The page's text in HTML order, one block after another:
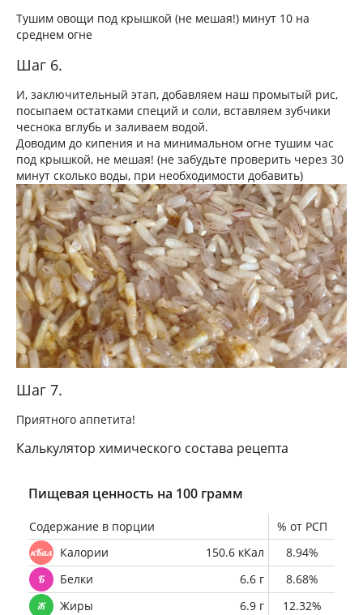
Тушим овощи под крышкой (не мешая!) минут 10 на
среднем огне
Шаг 6.
И, заключительный этап, добавляем наш промытый рис,
посыпаем остатками специй и соли, вставляем зубчики
чеснока вглубь и заливаем водой.
Доводим до кипения и на минимальном огне тушим час
под крышкой, не мешая! (не забудьте проверить через 30
минут сколько воды, при необходимости добавить)
Шаг 7.
Приятного аппетита!
Калькулятор химического состава рецепта
Пищевая ценность на 100 грамм
Содержание в порции
% от РСП
Калории
150.6 кКал
8.94%
Белки
6.6 г
8.68%
Жиры
6.9 г 12.32%